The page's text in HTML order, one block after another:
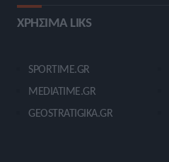
ΧΡΗΣΙΜΑ LIKS
SPORTIME.GR
MEDIATIME.GR
GEOSTRATIGIKA.GR